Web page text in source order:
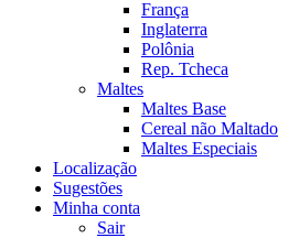
França
Inglaterra
Polônia
Rep. Tcheca
Maltes
Maltes Base
Cereal não Maltado
Maltes Especiais
Localização
Sugestões
Minha conta
Sair